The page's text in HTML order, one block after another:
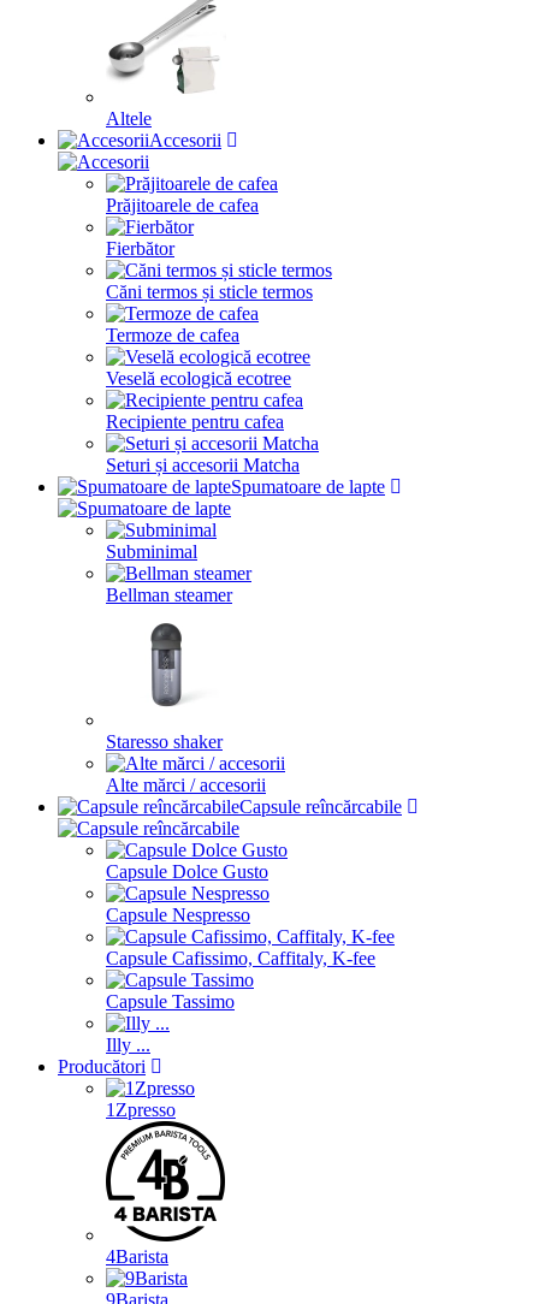
Altele
Accesorii
Prăjitoarele de cafea
Fierbător
Căni termos și sticle termos
Termoze de cafea
Veselă ecologică ecotree
Recipiente pentru cafea
Seturi și accesorii Matcha
Spumatoare de lapte
Subminimal
Bellman steamer
Staresso shaker
Alte mărci / accesorii
Capsule reîncărcabile
Capsule Dolce Gusto
Capsule Nespresso
Capsule Cafissimo, Caffitaly, K-fee
Capsule Tassimo
Illy ...
Producători
1Zpresso
4Barista
9Barista